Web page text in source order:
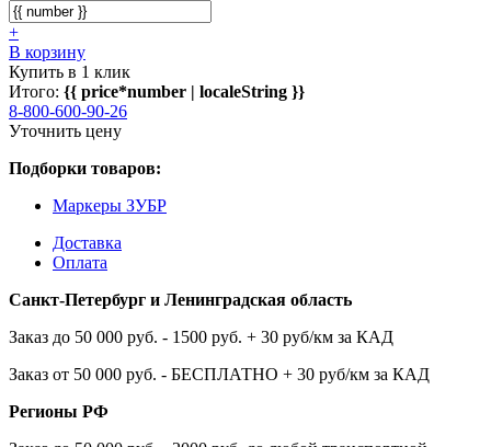
+
В корзину
Купить в 1 клик
Итого: {{ price*number | localeString }}
8-800-600-90-26
Уточнить цену
Подборки товаров:
Маркеры ЗУБР
Доставка
Оплата
Санкт-Петербург и Ленинградская область
Заказ до 50 000 руб. - 1500 руб. + 30 руб/км за КАД
Заказ от 50 000 руб. - БЕСПЛАТНО + 30 руб/км за КАД
Регионы РФ